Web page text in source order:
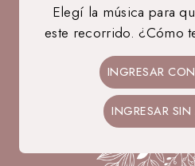
12 • 09 •
MIS 15
37 07
Elegí la música para
este recorrido. ¿Cómo
INGRESAR
INGRESAR